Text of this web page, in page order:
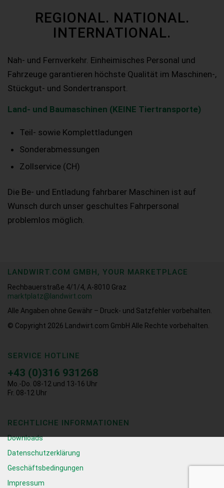
REGIONAL. NATIONAL.
INTERNATIONAL.
Nah- und Fernverkehr. Einheimisches Personal und
Fahrzeuge garantieren höchste Qualität im Maschinen-,
Stückgut- und Sondertransport.
Land- und Baumaschinen (KEINE Tiertransporte)
Teil- sowie Komplettladungen
Sonderabmessungen
Zollservice (CH)
Die Be- und Entladung fahrbarer Maschinen ist auf
Wunsch durch unser geschultes Fahrpersonal
problemlos möglich.
LANDWIRT.COM GMBH, YOUR MARKETPLACE
Rechbauerstraße 4/1/4, A-8010 Graz
marktplatz@landwirt.com
Alle Angaben ohne Gewähr – Druck- und Satzfehler vorbehalten.
© Copyright 2026 Landwirt.com GmbH Alle Rechte vorbehalten.
SERVICE HOTLINE
+43 (0)316 931268
Mo.-Do. 08-12 und 13-16 Uhr
Fr. 08-12 Uhr
RECHTLICHE INFORMATIONEN
Downloads
Datenschutzerklärung
Geschäftsbedingungen
Impressum